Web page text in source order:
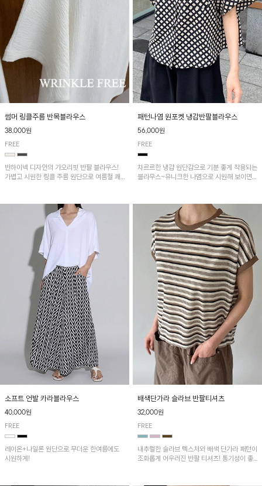
썸머 링클주름 반목블라우스
38,000원
FREE
반하이넥 디자인의 가오리핏 반팔 블라우스!
가볍고 시원한 링클 주름 원단으로 여름철 쾌
패턴나염 원포켓 냉감반팔블라우스
56,000원
FREE
차르르한 냉감 원단감으로 기분 좋게 착용되는
블라우스~유니크한 나염으로 시원해 보이면
소프트 언발 카라블라우스
40,000원
FREE
레이온+나일론 원단으로 무더운 한여름에도
시원하게!
배색단가라 슬라브 반팔티셔츠
32,000원
FREE
내추럴한 슬라브 텍스처와 배색 단가라 패턴이
조화롭게 어우러진 반팔 티셔츠! 통기성이 좋